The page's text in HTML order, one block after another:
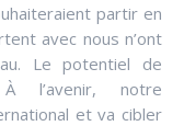
partir en
avec nous n’ont
Le potentiel de
l’avenir, notre
et va cibler